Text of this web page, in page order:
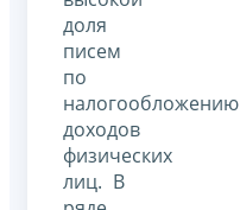
доля
писем
по
налогообложению
доходов
физических
лиц. В